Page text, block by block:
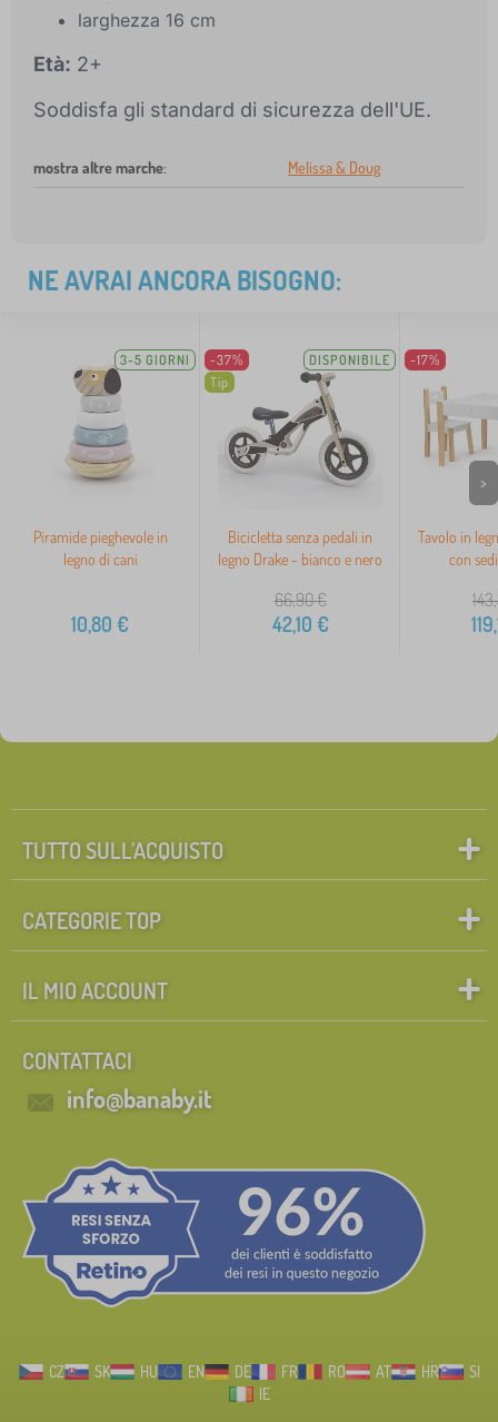
larghezza 16 cm
Età: 2+
Soddisfa gli standard di sicurezza dell'UE.
mostra altre marche: Melissa & Doug
NE AVRAI ANCORA BISOGNO:
3-5 GIORNI
Piramide pieghevole in
legno di cani
10,80 €
-37%
Tip
DISPONIBILE
Bicicletta senza pedali in
legno Drake - bianco e nero
66,90€
42,10 €
-17%
Tavolo in
con
>
TUTTO SULL’ACQUISTO
CATEGORIE TOP
IL MIO ACCOUNT
CONTATTACI
info@banaby.it
CZ SK HU EN DE FR RO AT HR
SI
IE